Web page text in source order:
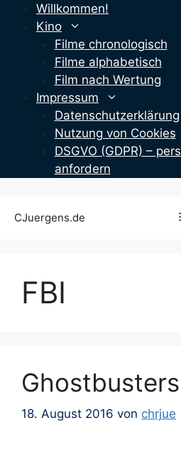
Zum
Inhalt
springen
Willkommen!
Kino
Filme chronologisch
Filme alphabetisch
Film nach Wertung
Impressum
Datenschutzerklärung
Nutzung von Cookies
DSGVO (GDPR) –
anfordern
CJuergens.de
FBI
18. August 2016 von chrjue